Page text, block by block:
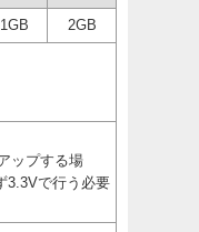
1GB 2GB
ップする場
3.3Vで行う必要